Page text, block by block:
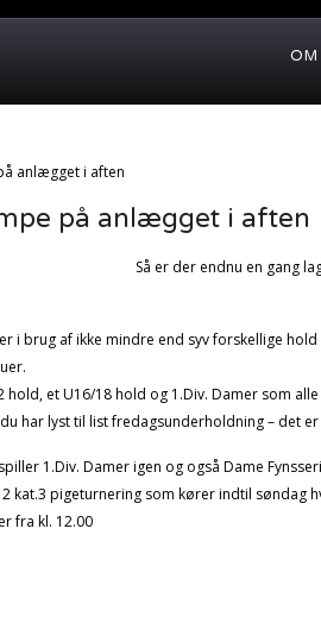
OM
anlægget i aften
på anlægget i aften
Så er der endnu en gang
i brug af ikke mindre end syv forskellige
hold, et U16/18 hold og 1.Div. Damer som
har lyst til list fredagsunderholdning – det
1.Div. Damer igen og også Dame
kat.3 pigeturnering som kører indtil søndag
fra kl. 12.00